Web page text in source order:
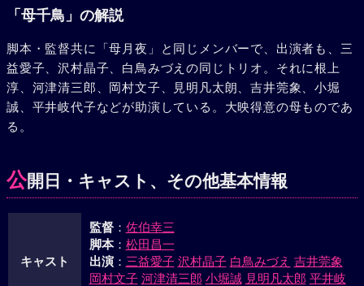
は日増しに強くなった。やがて父の命日の日に、多摩の父の
た。先日そび屋で見たろ乳母で、まぎれもなく百合の母の変
わり果てた姿であった。ようやくにして相逢うことの出来た
母と娘は、十数年間のへだても、すべてを忘れて、ただ涙の
うちに相抱くのだった。
「母千鳥」の解説
脚本・監督共に「母月夜」と同じメンバーで、出演者も、三
益愛子、沢村晶子、白鳥みづえの同じトリオ。それに根上
淳、河津清三郎、岡村文子、見明凡太朗、吉井莞象、小堀
誠、平井岐代子などが助演している。大映得意の母ものであ
る。
公開日・キャスト、その他基本情報
キャスト
監督： 佐伯幸三
脚本： 松田昌一
出演： 三益愛子 沢村晶子 白鳥みづえ 吉井莞象
岡村文子 河津清三郎 小堀誠 見明凡太郎 平井岐